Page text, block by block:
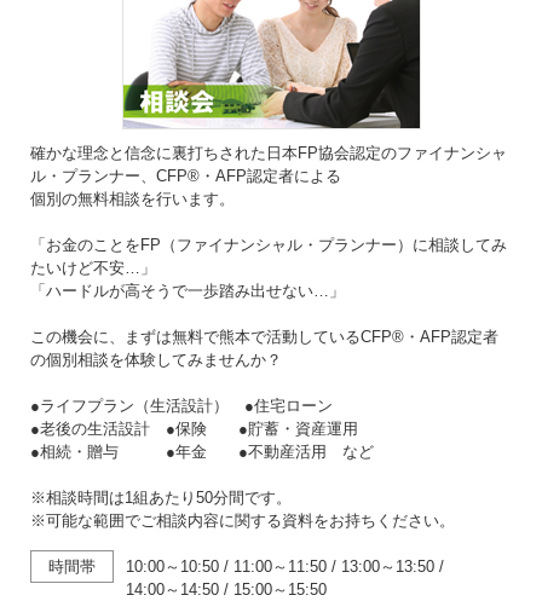
確かな理念と信念に裏打ちされた日本FP協会認定のファイナンシャ
ル・プランナー、CFP®・AFP認定者による
個別の無料相談を行います。
「お金のことをFP（ファイナンシャル・プランナー）に相談してみ
たいけど不安…」
「ハードルが高そうで一歩踏み出せない…」
この機会に、まずは無料で熊本で活動しているCFP®・AFP認定者
の個別相談を体験してみませんか？
●ライフプラン（生活設計） ●住宅ローン
●老後の生活設計 ●保険 ●貯蓄・資産運用
●相続・贈与 ●年金 ●不動産活用 など
※相談時間は1組あたり50分間です。
※可能な範囲でご相談内容に関する資料をお持ちください。
時間帯 10:00～10:50 / 11:00～11:50 / 13:00～13:50 /
14:00～14:50 / 15:00～15:50